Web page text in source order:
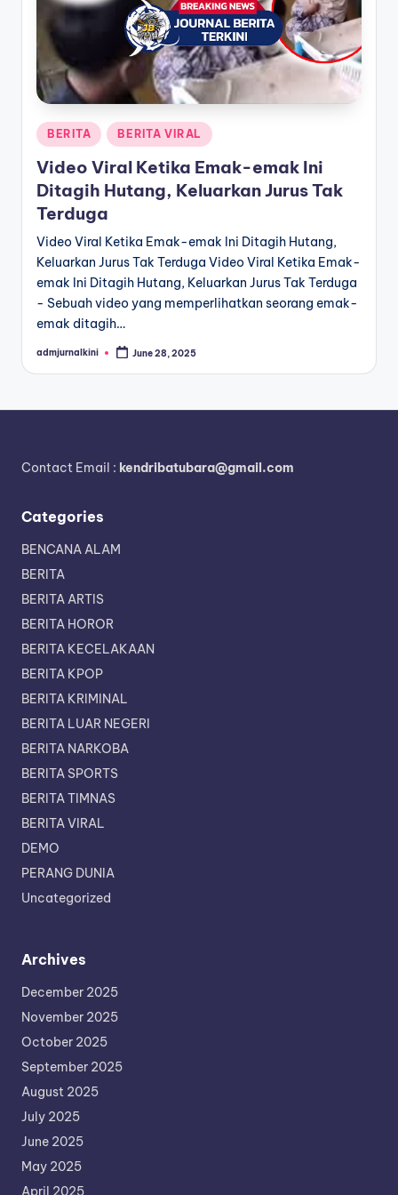
T
e
k
n
Posted
in
BERITA BERITA VIRAL
Video Viral Ketika Emak-emak Ini
Ditagih Hutang, Keluarkan Jurus Tak
Terduga
Video Viral Ketika Emak-emak Ini Ditagih Hutang,
Keluarkan Jurus Tak Terduga Video Viral Ketika Emak-
emak Ini Ditagih Hutang, Keluarkan Jurus Tak Terduga
- Sebuah video yang memperlihatkan seorang emak-
emak ditagih…
Posted
admjurnalkini June 28, 2025
Contact Email : kendribatubara@gmail.com
Categories
BENCANA ALAM
BERITA
BERITA ARTIS
BERITA HOROR
BERITA KECELAKAAN
BERITA KPOP
BERITA KRIMINAL
BERITA LUAR NEGERI
BERITA NARKOBA
BERITA SPORTS
BERITA TIMNAS
BERITA VIRAL
DEMO
PERANG DUNIA
Uncategorized
Archives
December 2025
November 2025
October 2025
September 2025
August 2025
July 2025
June 2025
May 2025
April 2025